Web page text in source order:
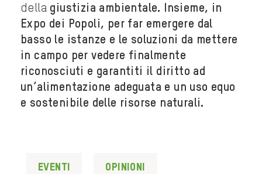
della giustizia ambientale. Insieme, in
Expo dei Popoli, per far emergere dal
basso le istanze e le soluzioni da mettere
in campo per vedere finalmente
riconosciuti e garantiti il diritto ad
un’alimentazione adeguata e un uso equo
e sostenibile delle risorse naturali.
Eventi Opinioni